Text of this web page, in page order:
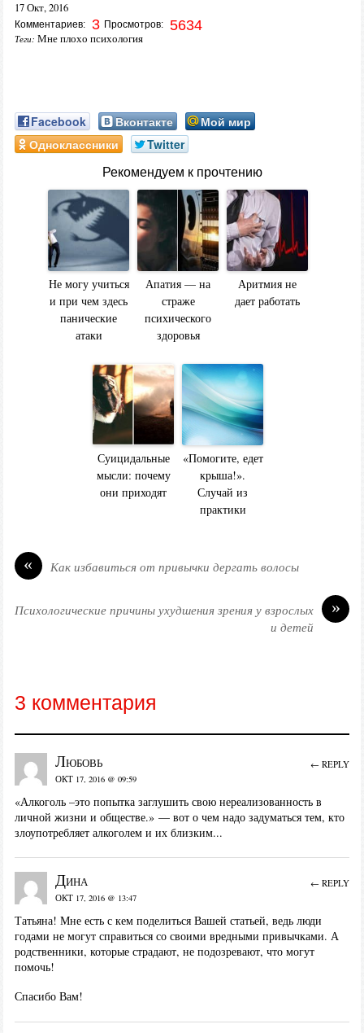
17 Окт, 2016
Комментариев: 3 Просмотров: 5634
Теги: Мне плохо психология
Facebook Вконтакте
Мой мир
Одноклассники
Twitter
Рекомендуем к прочтению
Не могу учиться
и при чем здесь
панические
атаки
Апатия — на
страже
психического
здоровья
Аритмия не
дает работать
Суицидальные
мысли: почему
они приходят
«Помогите, едет
крыша!».
Случай из
практики
« Как избавиться от привычки дергать волосы
»
Психологические причины ухудшения зрения у взрослых
и детей
3 комментария
Любовь
ОКТ 17, 2016 @ 09:59
«Алкоголь –это попытка заглушить свою нереализованность в
личной жизни и обществе.» — вот о чем надо задуматься тем, кто
злоупотребляет алкоголем и их близким...
← REPLY
Дина
ОКТ 17, 2016 @ 13:47
Татьяна! Мне есть с кем поделиться Вашей статьей, ведь люди
годами не могут справиться со своими вредными привычками. А
родственники, которые страдают, не подозревают, что могут
помочь!
Спасибо Вам!
← REPLY